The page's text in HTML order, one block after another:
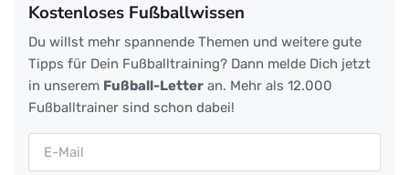
Kostenloses Fußballwissen
Du willst mehr spannende Themen und weitere gute
Tipps für Dein Fußballtraining? Dann melde Dich jetzt
in unserem Fußball-Letter an. Mehr als 12.000
Fußballtrainer sind schon dabei!